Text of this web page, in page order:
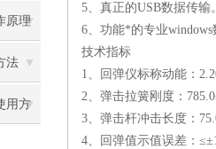
原理
法
用方
5、真正的USB数据传
6、功能*的专业
技术指标
1、回弹仪标称动能
2、弹击拉簧刚度：
3、弹击杆冲击长度：
4、回弹值示值误差：